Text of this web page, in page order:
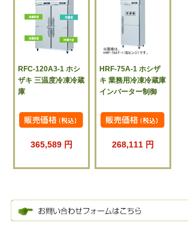
RFC-120A3-1 ホシ
ザキ 三温度冷凍冷蔵
庫
365,589 円
HRF-75A-1 ホシザ
キ 業務用冷凍冷蔵庫
インバーター制御
268,111 円